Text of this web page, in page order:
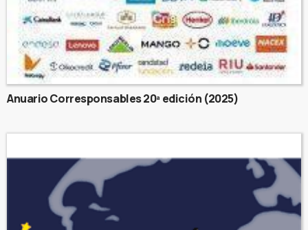
Anuario Corresponsables 20ª edición (2025)